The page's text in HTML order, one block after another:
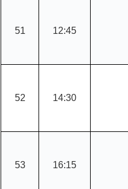
51 12:45
52 14:30
53 16:15